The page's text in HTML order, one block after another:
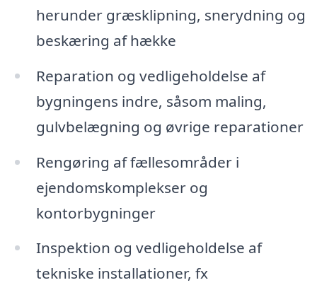
herunder græsklipning, snerydning og
beskæring af hække
Reparation og vedligeholdelse af
bygningens indre, såsom maling,
gulvbelægning og øvrige reparationer
Rengøring af fællesområder i
ejendomskomplekser og
kontorbygninger
Inspektion og vedligeholdelse af
tekniske installationer, fx